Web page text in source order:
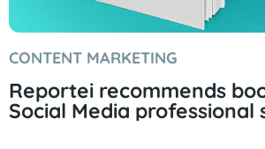
CONTENT MARKETING
Reportei recommends
Social Media professional